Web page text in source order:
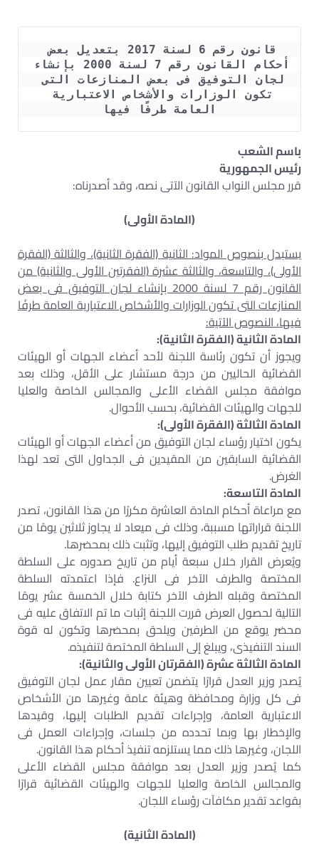
قانون رقم 6 لسنة 2017 بتعديل بعض
لجان التوفيق فى بعض المنازعات التى
العامة طرفًا فيها
باسم الشعب
رئيس الجمهورية
قرر مجلس النواب القانون الآتى نصه، وقد أصدرناه:
(المادة الأولى)
يستبدل بنصوص المواد: الثانية (الفقرة الثانية)، والثالثة (الفقرة
الأولى)، والتاسعة، والثالثة عشرة (الفقرتين الأولى والثانية) من
القانون رقم 7 لسنة 2000 بإنشاء لجان التوفيق فى بعض
المنازعات التى تكون الوزارات والأشخاص الاعتبارية العامة طرفًا
فيها، النصوص الآتية:
المادة الثانية (الفقرة الثانية):
ويجوز أن تكون رئاسة اللجنة لأحد أعضاء الجهات أو الهيئات
القضائية الحاليين من درجة مستشار على الأقل، وذلك بعد
موافقة مجلس القضاء الأعلى والمجالس الخاصة والعليا
للجهات والهيئات القضائية، بحسب الأحوال.
المادة الثالثة (الفقرة الأولى):
يكون اختيار رؤساء لجان التوفيق من أعضاء الجهات أو الهيئات
القضائية السابقين من المقيدين فى الجداول التى تعد لهذا
الغرض.
المادة التاسعة:
مع مراعاة أحكام المادة العاشرة مكررًا من هذا القانون، تصدر
اللجنة قراراتها مسببة، وذلك فى ميعاد لا يجاوز ثلاثين يومًا من
تاريخ تقديم طلب التوفيق إليها، وتثبت ذلك بمحضرها.
ويُعرض القرار خلال سبعة أيام من تاريخ صدوره على السلطة
المختصة والطرف الآخر فى النزاع. فإذا اعتمدته السلطة
المختصة وقبله الطرف الآخر كتابة خلال الخمسة عشر يومًا
التالية لحصول العرض قررت اللجنة إثبات ما تم الاتفاق عليه فى
محضر يوقع من الطرفين ويلحق بمحضرها وتكون له قوة
السند التنفيذى، ويبلغ إلى السلطة المختصة لتنفيذه.
المادة الثالثة عشرة (الفقرتان الأولى والثانية):
يُصدر وزير العدل قرارًا يتضمن تعيين مقار عمل لجان التوفيق
فى كل وزارة ومحافظة وهيئة عامة وغيرها من الأشخاص
الاعتبارية العامة، وإجراءات تقديم الطلبات إليها، وقيدها
والإخطار بها وبما تحدده من جلسات، وإجراءات العمل فى
اللجان، وغيرها ذلك مما يستلزمه تنفيذ أحكام هذا القانون.
كما يُصدر وزير العدل بعد موافقة مجلس القضاء الأعلى
والمجالس الخاصة والعليا للجهات والهيئات القضائية قرارًا
بقواعد تقدير مكافآت رؤساء اللجان.
(المادة الثانية)